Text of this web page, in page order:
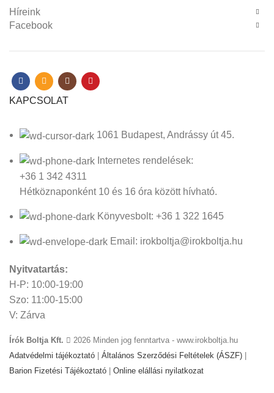
Híreink
Facebook
KAPCSOLAT
1061 Budapest, Andrássy út 45.
Internetes rendelések:
+36 1 342 4311
Hétköznaponként 10 és 16 óra között hívható.
Könyvesbolt: +36 1 322 1645
Email: irokboltja@irokboltja.hu
Nyitvatartás:
H-P: 10:00-19:00
Szo: 11:00-15:00
V: Zárva
Írók Boltja Kft.
2026 Minden jog fenntartva - www.irokboltja.hu
Adatvédelmi tájékoztató
Általános Szerződési Feltételek (ÁSZF)
Barion Fizetési Tájékoztató
Online elállási nyilatkozat